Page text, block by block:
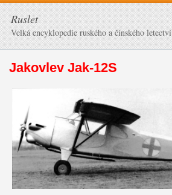
Ruslet
Velká encyklopedie ruského a čínského letectví
Jakovlev Jak-12S